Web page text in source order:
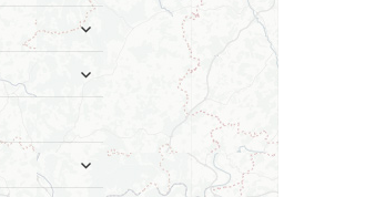
untermenü
öffnen
untermenü
öffnen
untermenü
öffnen